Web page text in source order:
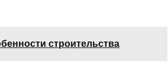
строительства